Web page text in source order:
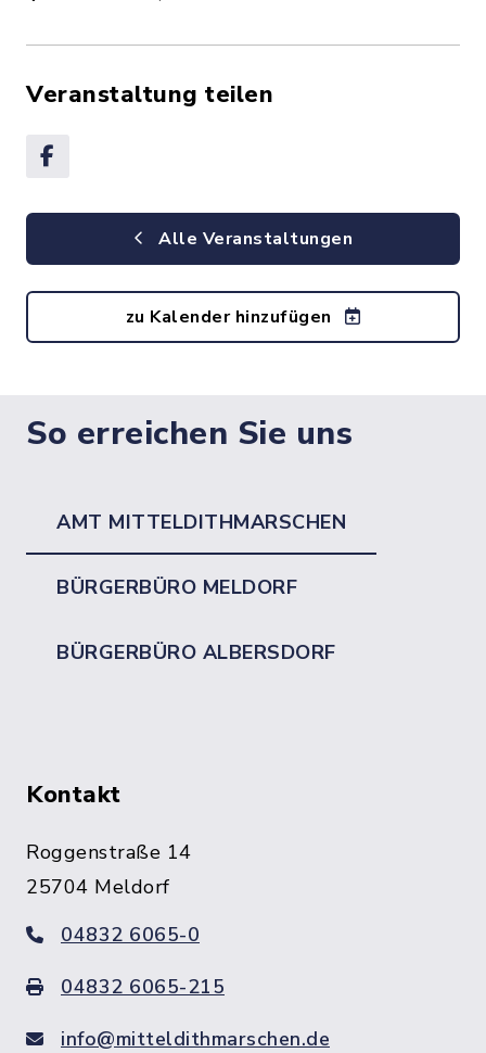
Veranstaltung teilen
Alle Veranstaltungen
zu Kalender hinzufügen
So erreichen Sie uns
AMT MITTELDITHMARSCHEN
BÜRGERBÜRO MELDORF
BÜRGERBÜRO ALBERSDORF
Kontakt
Roggenstraße 14
25704 Meldorf
04832 6065-0
04832 6065-215
info@mitteldithmarschen.de